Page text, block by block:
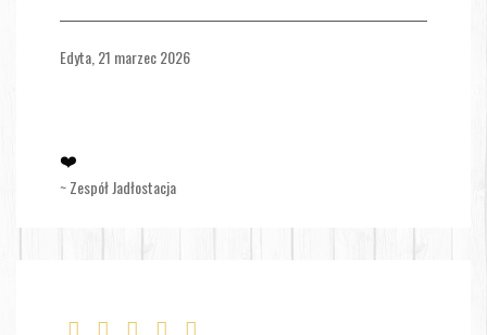
Edyta,21 marzec 2026
❤️
~ Zespół Jadłostacja